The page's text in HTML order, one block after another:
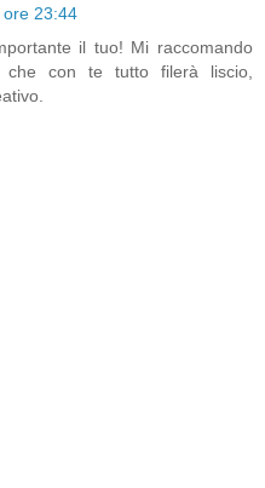
23:44
il tuo! Mi raccomando
con te tutto filerà liscio,